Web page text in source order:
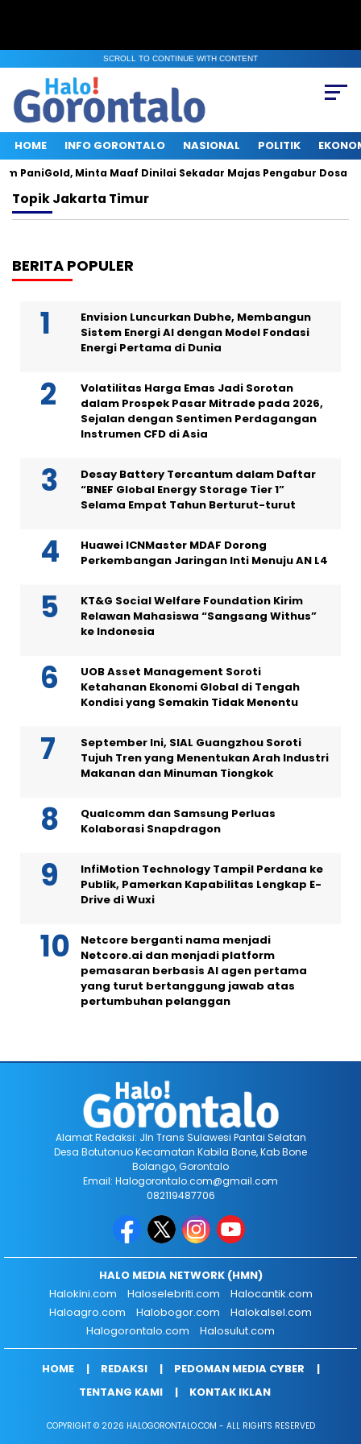
SCROLL TO CONTINUE WITH CONTENT
HOME INFO GORONTALO NASIONAL POLITIK
PaniGold, Minta Maaf Dinilai Sekadar Majas Pengabur Dosa
TopikJakarta Timur
BERITA POPULER
Envision Luncurkan Dubhe, Membangun
Sistem Energi AI dengan Model Fondasi
Energi Pertama di Dunia
Volatilitas Harga Emas Jadi Sorotan
dalam Prospek Pasar Mitrade pada 2026,
Sejalan dengan Sentimen Perdagangan
Instrumen CFD di Asia
Desay Battery Tercantum dalam Daftar
“BNEF Global Energy Storage Tier 1”
Selama Empat Tahun Berturut-turut
Huawei ICNMaster MDAF Dorong
Perkembangan Jaringan Inti Menuju AN L4
KT&G Social Welfare Foundation Kirim
Relawan Mahasiswa “Sangsang Withus”
ke Indonesia
UOB Asset Management Soroti
Ketahanan Ekonomi Global di Tengah
Kondisi yang Semakin Tidak Menentu
September Ini, SIAL Guangzhou Soroti
Tujuh Tren yang Menentukan Arah Industri
Makanan dan Minuman Tiongkok
Qualcomm dan Samsung Perluas
Kolaborasi Snapdragon
InfiMotion Technology Tampil Perdana ke
Publik, Pamerkan Kapabilitas Lengkap E-
Drive di Wuxi
Netcore berganti nama menjadi
Netcore.ai dan menjadi platform
pemasaran berbasis AI agen pertama
yang turut bertanggung jawab atas
pertumbuhan pelanggan
Alamat Redaksi: Jln Trans Sulawesi Pantai Selatan
Desa Botutonuo Kecamatan Kabila Bone, Kab Bone
Bolango, Gorontalo
Email: Halogorontalo.com@gmail.com
082119487706
HALO MEDIA NETWORK (HMN)
Halokini.com
Haloselebriti.com
Halocantik.com
Haloagro.com
Halobogor.com
Halokalsel.com
Halogorontalo.com
Halosulut.com
HOME REDAKSI
PEDOMAN MEDIA CYBER
TENTANG KAMI
KONTAK IKLAN
COPYRIGHT © 2026 HALOGORONTALO.COM - ALL RIGHTS RESERVED